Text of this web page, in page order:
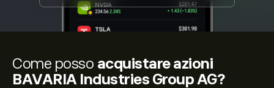
Come posso acquistare azioni
BAVARIA Industries Group AG?